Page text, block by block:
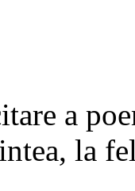
a
la